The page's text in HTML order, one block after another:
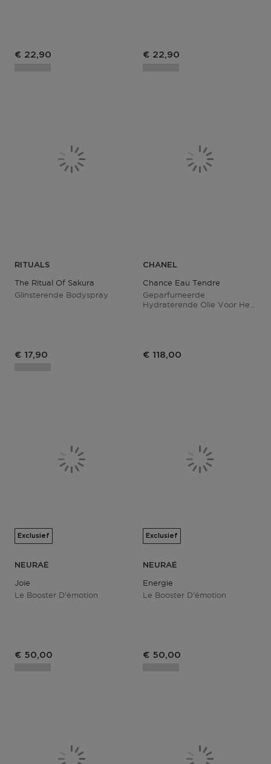
€ 22,90 € 22,90
RITUALS
The Ritual Of Sakura
Glinsterende Bodyspray
€ 17,90
CHANEL
Chance Eau Tendre
Geparfumeerde
Hydraterende Olie Voor Het
€ 118,00
Exclusief
NEURAÉ
Joie
Le Booster D'émotion
€ 50,00
Exclusief
NEURAÉ
Energie
Le Booster D'émotion
€ 50,00